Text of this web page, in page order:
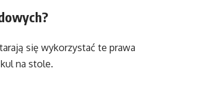
się wykorzystać te prawa
na stole.